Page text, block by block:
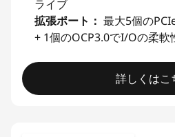
ライブ
拡張ポート： 最大5個の
+ 1個のOCP3.0でI/Oの柔軟
詳しくはこ